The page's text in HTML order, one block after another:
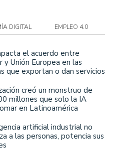
DIGITAL EMPLEO 4.0
el acuerdo entre
y Unión Europea en las
que exportan o dan servicios
creó un monstruo de
millones que solo la IA
en Latinoamérica
artificial industrial no
a las personas, potencia sus